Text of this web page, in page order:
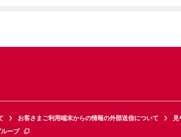
お客さまご利用端末からの情報の外部送信について
見
ループ